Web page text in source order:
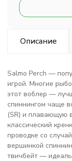
Описание
Salmo Perch —
игрой. Многие
этот воблер —
спиннингом чаще
(SR) и плавающую
классический
проводке со
вершинкой
твичбейт —